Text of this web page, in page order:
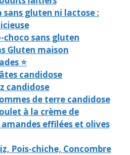
sans gluten ni lactose :
choco sans gluten
Gluten maison
⭐
candidose
candidose
de terre candidose
à la crème de
effilées et olives
Pois-chiche, Concombre